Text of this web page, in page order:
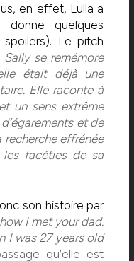
en effet, Lulla a
quelques
Le pitch
Sally se remémore
était déjà une
Elle raconte à
un sens extrême
et de
recherche effrénée
facéties de sa
son histoire par
I met your dad.
I was 27 years old
qu’elle est